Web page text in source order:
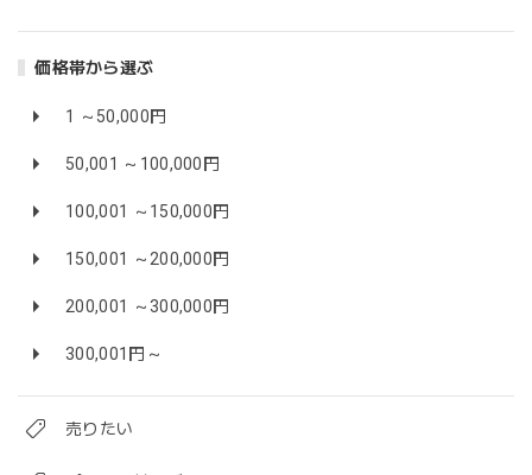
価格帯から選ぶ
1 ～50,000円
50,001 ～100,000円
100,001 ～150,000円
150,001 ～200,000円
200,001 ～300,000円
300,001円～
売りたい